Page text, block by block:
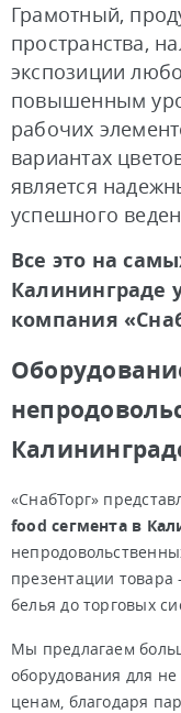
Грамотный,
пространства,
экспозиции
повышенным
рабочих
вариантах
является
успешного
Все это на
Калининграде
компания
«СнабТорг»
food сегмента в
презентации
белья до торговых
Мы предлагаем
оборудования для
ценам, благодаря